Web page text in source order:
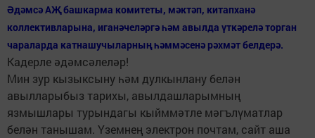
Әдәмсә АҖ башкарма комитеты, мәктәп, китапханә
коллективларына, иганәчеләргә һәм авылда үткәрелә торган
чараларда катнашучыларның һәммәсенә рәхмәт белдерә.
Кадерле әдәмсәлеләр!
Мин зур кызыксыну һәм дулкынлану белән
авылларыбыз тарихы, авылдашларымның
язмышлары турындагы кыйммәтле мәгълүматлар
белән танышам. Үземнең электрон почтам, сайт аша